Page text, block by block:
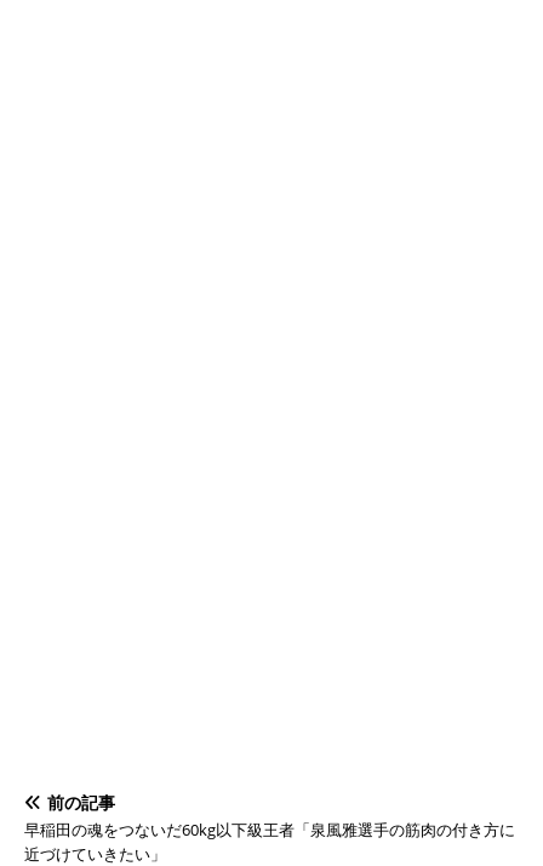
前の記事
早稲田の魂をつないだ60kg以下級王者「泉風雅選手の筋肉の付き方に
近づけていきたい」